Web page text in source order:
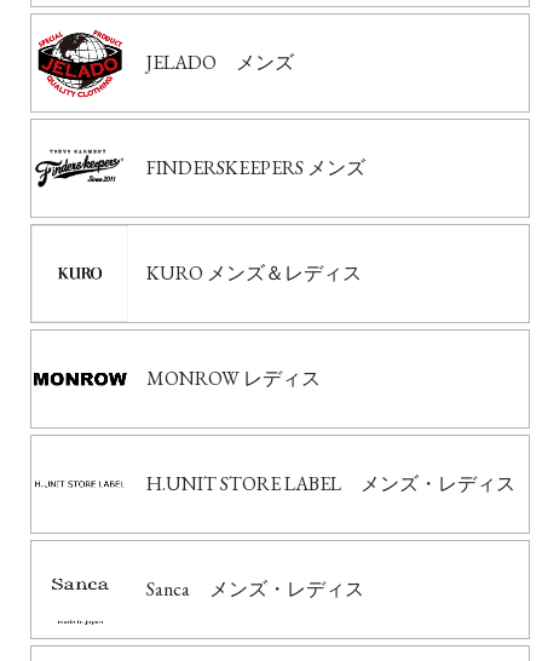
JELADO メンズ
FINDERSKEEPERS メンズ
KURO メンズ＆レディス
MONROW レディス
H.UNIT STORE LABEL メンズ・レディス
Sanca メンズ・レディス